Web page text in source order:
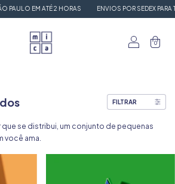
EM ATÉ 2 HORAS ENVIOS POR SEDEX PARA TODO
0
FILTRAR
que se distribui, um conjunto de pequenas
você ama.